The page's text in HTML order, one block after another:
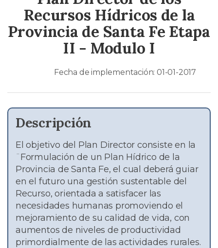
Recursos Hídricos de la
Provincia de Santa Fe Etapa
II - Modulo I
Fecha de implementación: 01-01-2017
Descripción
El objetivo del Plan Director consiste en la
¨Formulación de un Plan Hídrico de la
Provincia de Santa Fe, el cual deberá guiar
en el futuro una gestión sustentable del
Recurso, orientada a satisfacer las
necesidades humanas promoviendo el
mejoramiento de su calidad de vida, con
aumentos de niveles de productividad
primordialmente de las actividades rurales.